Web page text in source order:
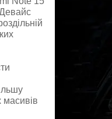
масивів